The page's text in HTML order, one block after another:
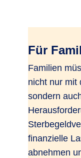
Für
Familien
nicht nur mit
sondern
finanzielle
abnehmen